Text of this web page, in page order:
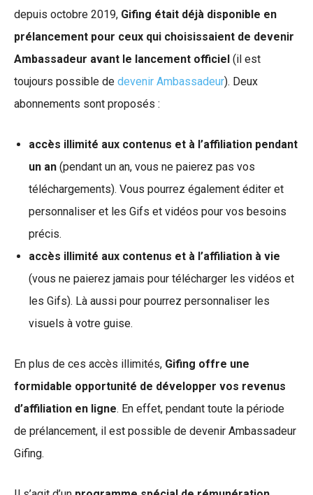
depuis octobre 2019, Gifing était déjà disponible en
prélancement pour ceux qui choisissaient de devenir
Ambassadeur avant le lancement officiel (il est
toujours possible de devenir Ambassadeur). Deux
abonnements sont proposés :
accès illimité aux contenus et à l’affiliation pendant
un an (pendant un an, vous ne paierez pas vos
téléchargements). Vous pourrez également éditer et
personnaliser et les Gifs et vidéos pour vos besoins
précis.
accès illimité aux contenus et à l’affiliation à vie
(vous ne paierez jamais pour télécharger les vidéos et
les Gifs). Là aussi pour pourrez personnaliser les
visuels à votre guise.
En plus de ces accès illimités, Gifing offre une
formidable opportunité de développer vos revenus
d’affiliation en ligne. En effet, pendant toute la période
de prélancement, il est possible de devenir Ambassadeur
Gifing.